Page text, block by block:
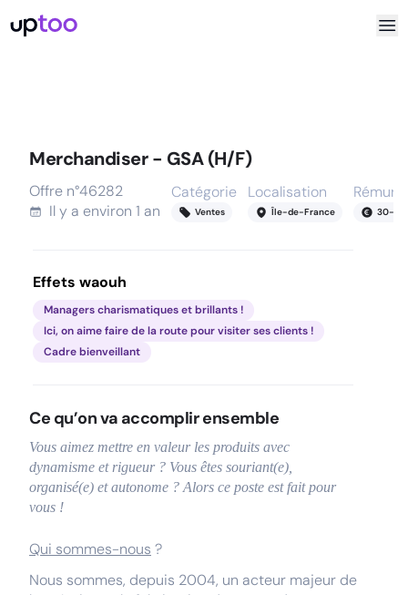
Merchandiser - GSA (H/F)
Offre n°46282
Il y a environ 1 an
Catégorie
Ventes
Localisation
Île-de-France 30-
Effets waouh
Managers charismatiques et brillants !
Ici, on aime faire de la route pour visiter ses clients !
Cadre bienveillant
Ce qu’on va accomplir ensemble
Vous aimez mettre en valeur les produits avec
dynamisme et rigueur ? Vous êtes souriant(e),
organisé(e) et autonome ? Alors ce poste est fait pour
vous !
Qui sommes-nous ?
Nous sommes, depuis 2004, un acteur majeur de